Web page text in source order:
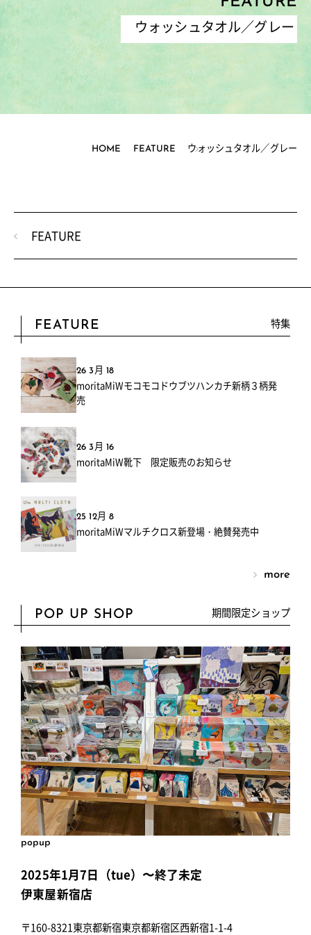
ウォッシュタオル／グレー
HOME FEATURE ウォッシュタオル／グレー
FEATURE
FEATURE 特集
26 3月 18
moritaMiWモコモコドウブツハンカチ新柄３柄発
売
26 3月 16
moritaMiW靴下 限定販売のお知らせ
25 12月 8
moritaMiWマルチクロス新登場・絶賛発売中
more
POP UP SHOP 期間限定ショップ
popup
2025年1月7日（tue）〜終了未定
伊東屋新宿店
〒160-8321東京都新宿東京都新宿区西新宿1-1-4